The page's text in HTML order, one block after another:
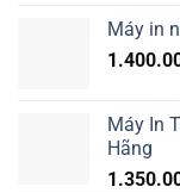
Máy in
Máy In
Hãng